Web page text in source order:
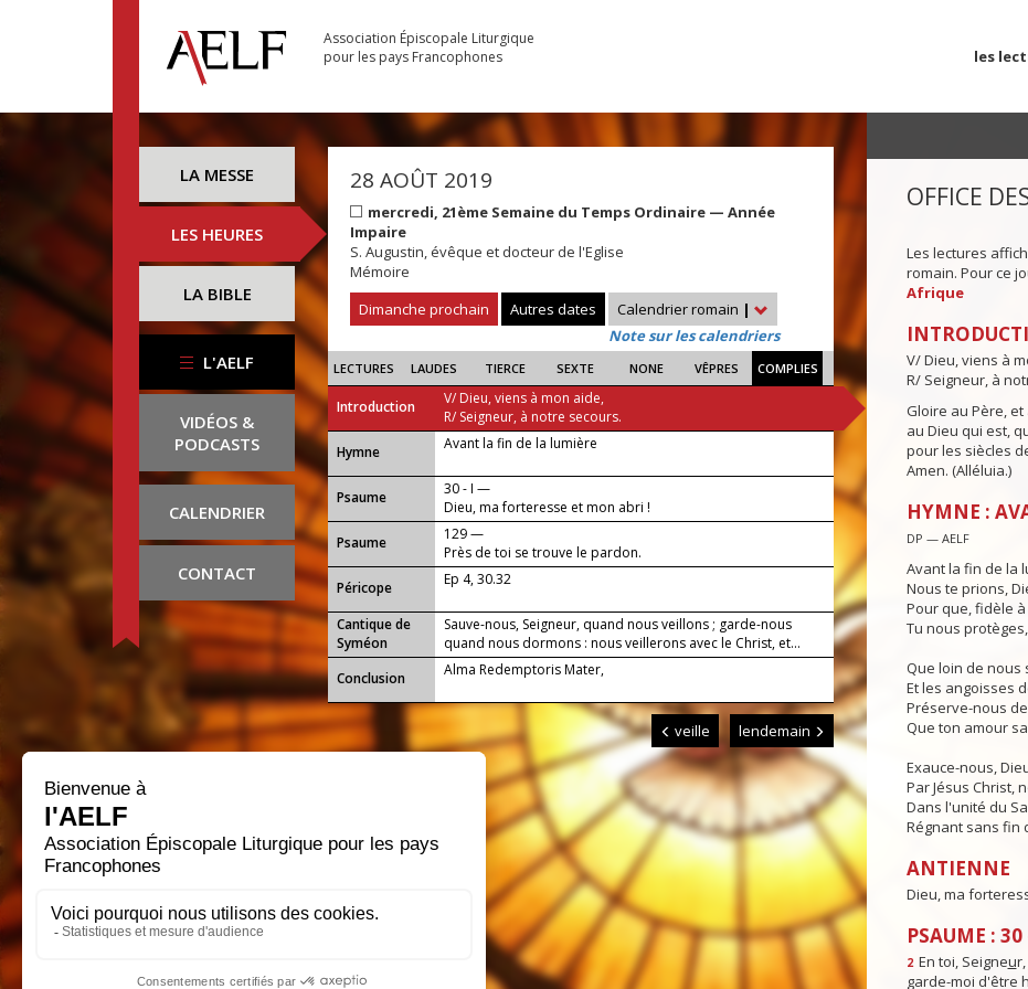
Association Épiscopale Liturgique
pour les pays Francophones
les
LA MESSE
LES HEURES
LA BIBLE
L'AELF
VIDÉOS &
PODCASTS
CALENDRIER
CONTACT
28 AOÛT 2019
mercredi, 21ème Semaine du Temps Ordinaire — Année
Impaire
S. Augustin, évêque et docteur de l'Eglise
Mémoire
Dimanche prochain
Autres dates Calendrier romain |
Note sur les calendriers
LECTURES LAUDES TIERCE SEXTE NONE VÊPRES COMPLIES
Introduction
V/ Dieu, viens à mon aide,
R/ Seigneur, à notre secours.
...
Hymne Avant la fin de la lumière
Psaume
30 - I —
Dieu, ma forteresse et mon abri !
Psaume
129 —
Près de toi se trouve le pardon.
Péricope
Ep 4, 30.32
Cantique de
Syméon
Sauve-nous, Seigneur, quand nous veillons ; garde-nous
quand nous dormons : nous veillerons avec le Christ, et...
Conclusion
Alma Redemptoris Mater,
veille lendemain
OFFICE
Les lectures
romain. Pour ce
Afrique
V/ Dieu, viens à
R/ Seigneur, à
Gloire au Père, et
au Dieu qui est,
pour les siècles
Amen. (Alléluia.)
HYMNE :
DP — AELF
Avant la fin de la
Nous te prions,
Pour que, fidèle
Tu nous
Que loin de nous
Et les angoisses
Préserve-nous
Que ton amour
Exauce-nous,
Par Jésus Christ,
Dans l'unité du
Régnant sans fin
ANTIENNE
Dieu, ma
PSAUME : 30
2 En toi, Seigneu
garde-moi d'être